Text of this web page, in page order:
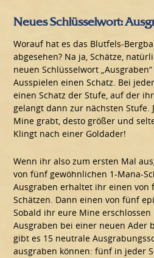
Neues Schlüsselwort:
Worauf hat es das Blutfels-
abgesehen? Na ja, Schätze,
neuen Schlüsselwort
Ausspielen einen Schatz. Bei
einen Schatz der Stufe, auf der
gelangt dann zur nächsten Stufe.
Mine grabt, desto größer und
Klingt nach einer Goldader!
Wenn ihr also zum ersten Mal
von fünf gewöhnlichen 1-Mana-
Ausgraben erhaltet ihr einen von
Schätzen. Dann einen von fünf
Sobald ihr eure Mine
Ausgraben bei einer neuen Ader
gibt es 15 neutrale
ausgraben können: fünf in jeder